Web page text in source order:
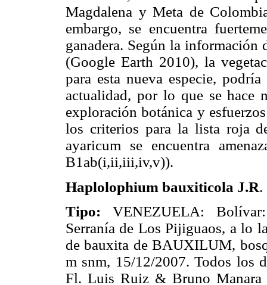
Magdalena y Meta de
embargo, se encuentra
ganadera. Según la
(Google Earth 2010), la
para esta nueva especie,
actualidad, por lo que se hace
exploración botánica y
los criterios para la lista roja
ayaricum se encuentra
B1ab(i,ii,iii,iv,v)).
Haplolophium bauxiticola J.R.
Tipo: VENEZUELA:
Serranía de Los Pijiguaos, a lo
de bauxita de BAUXILUM,
m snm, 15/12/2007. Todos los
Fl. Luis Ruiz & Bruno